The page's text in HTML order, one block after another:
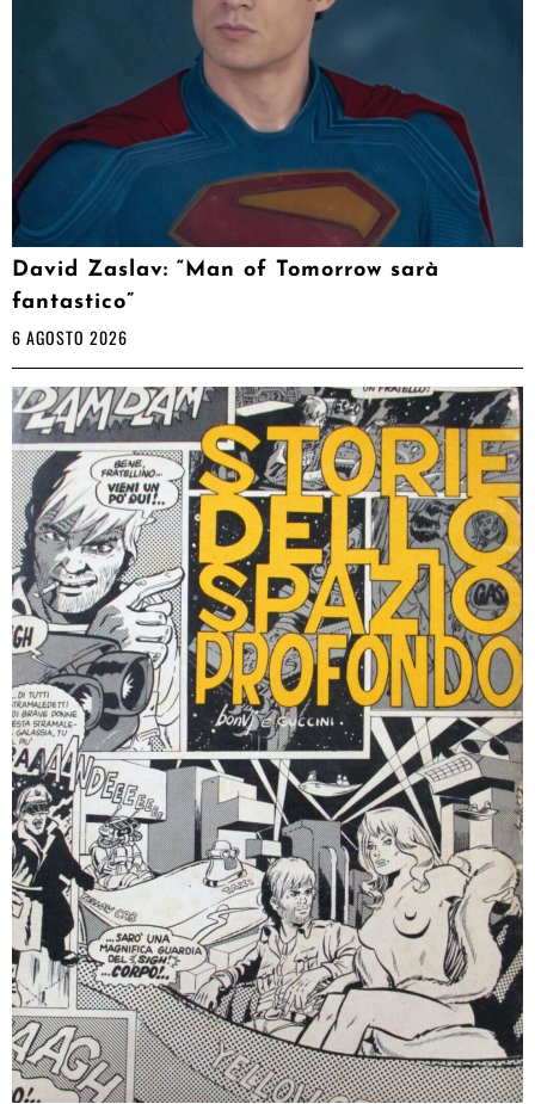
David Zaslav: “Man of Tomorrow sarà
fantastico”
6 AGOSTO 2026